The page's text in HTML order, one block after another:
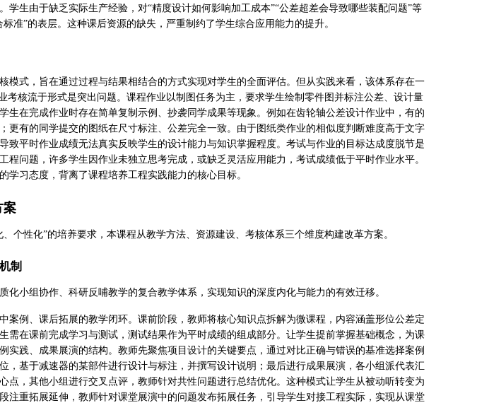
学生由于缺乏实际生产经验，对“精度设计如何影响加工成本”“公差超差会导致哪些装配问题”等
准”的表层。这种课后资源的缺失，严重制约了学生综合应用能力的提升。
模式，旨在通过过程与结果相结合的方式实现对学生的全面评估。但从实践来看，该体系存在一
考核流于形式是突出问题。课程作业以制图任务为主，要求学生绘制零件图并标注公差、设计量
生在完成作业时存在简单复制示例、抄袭同学成果等现象。例如在齿轮轴公差设计作业中，有的
更有的同学提交的图纸在尺寸标注、公差完全一致。由于图纸类作业的相似度判断难度高于文字
致平时作业成绩无法真实反映学生的设计能力与知识掌握程度。考试与作业的目标达成度脱节是
程问题，许多学生因作业未独立思考完成，或缺乏灵活应用能力，考试成绩低于平时作业水平。
习态度，背离了课程培养工程实践能力的核心目标。
案
个性化”的培养要求，本课程从教学方法、资源建设、考核体系三个维度构建改革方案。
制
化小组协作、科研反哺教学的复合教学体系，实现知识的深度内化与能力的有效迁移。
案例、课后拓展的教学闭环。课前阶段，教师将核心知识点拆解为微课程，内容涵盖形位公差定
需在课前完成学习与测试，测试结果作为平时成绩的组成部分。让学生提前掌握基础概念，为课
实践、成果展演的结构。教师先聚焦项目设计的关键要点，通过对比正确与错误的基准选择案例
，基于减速器的某部件进行设计与标注，并撰写设计说明；最后进行成果展演，各小组派代表汇
点，其他小组进行交叉点评，教师针对共性问题进行总结优化。这种模式让学生从被动听转变为
注重拓展延伸，教师针对课堂展演中的问题发布拓展任务，引导学生对接工程实际，实现从课堂